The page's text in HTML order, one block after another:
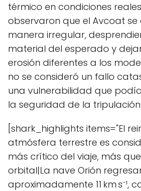
térmico en condiciones
observaron que el Avcoat
manera irregular,
material del esperado y
erosión diferentes a los
no se consideró un fallo
una vulnerabilidad que
la seguridad de la tripulación.
[shark_highlights items="El
atmósfera terrestre es
más crítico del viaje, más
orbital|La nave Orión
aproximadamente 11 km s⁻¹,